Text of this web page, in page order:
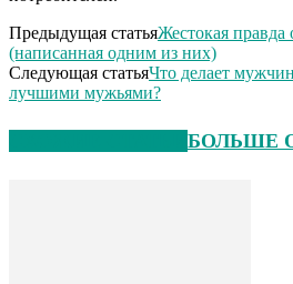
Предыдущая статьяЖестокая
(написанная одним из них)
Следующая статьяЧто делает
лучшими мужьями?
БОЛЬШЕ